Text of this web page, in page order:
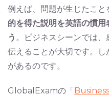
例えば、問題が生じたこと
的を得た説明を英語の慣
う 。ビジネスシーンでは
伝えることが大切です。
があるのです。
GlobalExamの「